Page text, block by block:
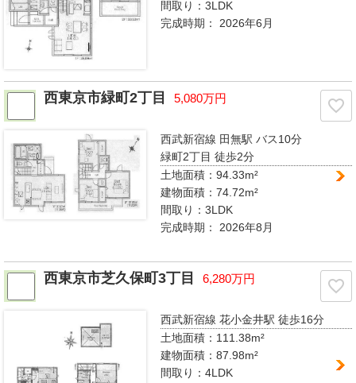
間取り：3LDK
完成時期： 2026年6月
西東京市緑町2丁目 5,080万円
西武新宿線 田無駅バス10分
緑町2丁目 徒歩2分
土地面積：94.33m²
建物面積：74.72m²
間取り：3LDK
完成時期：2026年8月
西東京市芝久保町3丁目 6,280万円
西武新宿線 花小金井駅徒歩16分
土地面積：111.38m²
建物面積：87.98m²
間取り：4LDK